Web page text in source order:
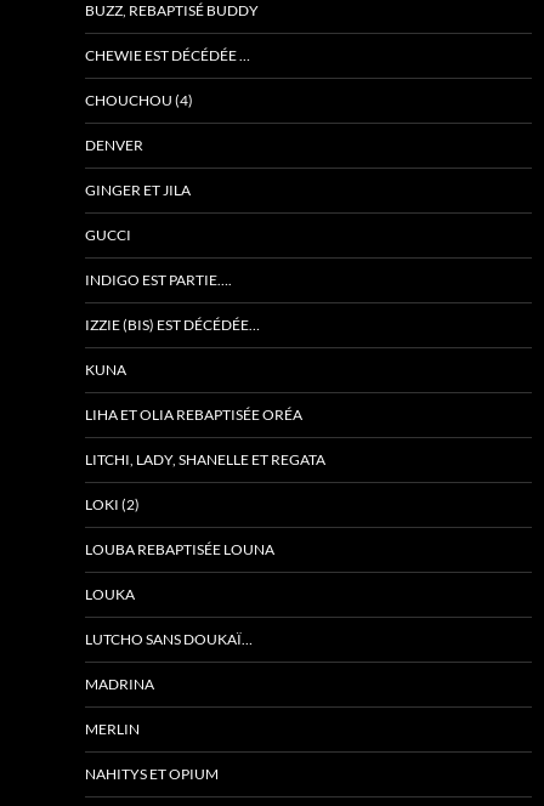
BUZZ, REBAPTISÉ BUDDY
CHEWIE EST DÉCÉDÉE …
CHOUCHOU (4)
DENVER
GINGER ET JILA
GUCCI
INDIGO EST PARTIE….
IZZIE (BIS) EST DÉCÉDÉE…
KUNA
LIHA ET OLIA REBAPTISÉE ORÉA
LITCHI, LADY, SHANELLE ET REGATA
LOKI (2)
LOUBA REBAPTISÉE LOUNA
LOUKA
LUTCHO SANS DOUKAÏ…
MADRINA
MERLIN
NAHITYS ET OPIUM